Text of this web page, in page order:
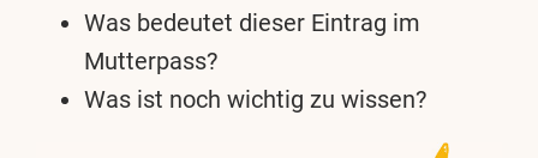
Was bedeutet dieser Eintrag im
Mutterpass?
Was ist noch wichtig zu wissen?